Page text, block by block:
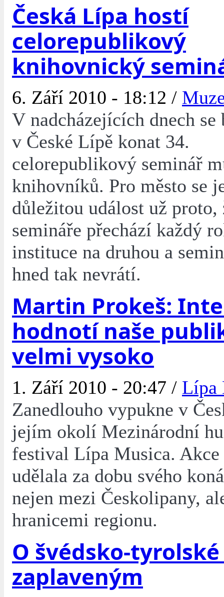
Česká Lípa hostí
celorepublikový
knihovnický
6. Září 2010 - 18:12 /
V nadcházejících dnech se
v České Lípě konat 34.
celorepublikový seminář
knihovníků. Pro město se
důležitou událost už proto,
semináře přechází každý
instituce na druhou a
hned tak nevrátí.
Martin Prokeš:
hodnotí naše
velmi vysoko
1. Září 2010 - 20:47 / Lípa
Zanedlouho vypukne v
jejím okolí Mezinárodní
festival Lípa Musica. Akce
udělala za dobu svého
nejen mezi Českolipany,
hranicemi regionu.
O švédsko-
zaplaveným